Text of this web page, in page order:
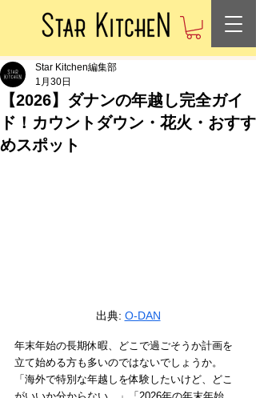
【2026】ダナンの年越し完全ガイ
ド！カウントダウン・花火・おすす
めスポット
Star Kitchen編集部
1月30日
出典: O-DAN
年末年始の長期休暇、どこで過ごそうか計画を
立て始める方も多いのではないでしょうか。
「海外で特別な年越しを体験したいけど、どこ